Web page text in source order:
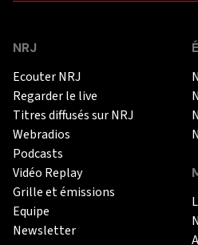
NRJ
Ecouter NRJ
Regarder le live
Titres diffusés sur NRJ
Webradios
Podcasts
Vidéo Replay
Grille et émissions
Equipe
Newsletter